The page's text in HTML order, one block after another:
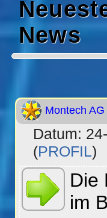
News
Montech
Datum:
(PROFIL)
Die
im